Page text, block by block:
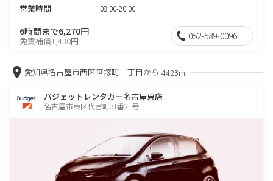
営業時間 08:00-20:00
6時間まで6,270円
免責補償1,430円 052-589-0096
愛知県名古屋市西区笹塚町一丁目から 4423m
バジェットレンタカー名古屋東店
名古屋市東区代官町31番21号